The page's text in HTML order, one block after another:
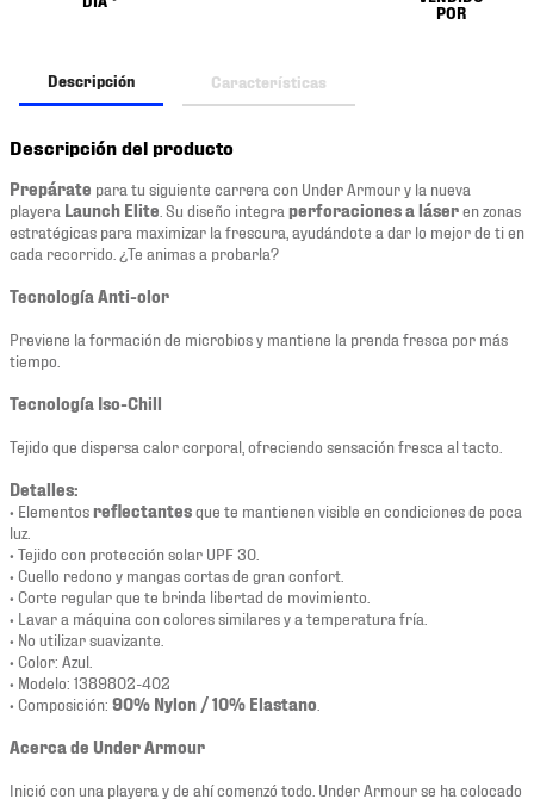
POR
Descripción Características
Descripción del producto
Prepárate para tu siguiente carrera con Under Armour y la nueva
playera Launch Elite . Su diseño integra perforaciones a láseren zonas
estratégicas para maximizar la frescura, ayudándote a dar lo mejor de ti en
cada recorrido. ¿Te animas a probarla?
Tecnología Anti-olor
Previene la formación de microbios y mantiene la prenda fresca por más
tiempo.
Tecnología Iso-Chill
Tejido que dispersa calor corporal, ofreciendo sensación fresca al tacto.
Detalles:
• Elementosreflectantesque te mantienen visible en condiciones de poca
luz.
• Tejido con protección solar UPF 30.
• Cuello redono y mangas cortas de gran confort.
• Corte regular que te brinda libertad de movimiento.
• Lavar a máquina con colores similares y a temperatura fría.
• No utilizar suavizante.
• Color: Azul.
• Modelo: 1389802-402
• Composición: 90% Nylon / 10% Elastano
Acerca de Under Armour
Inició con una playera y de ahí comenzó todo. Under Armour se ha colocado